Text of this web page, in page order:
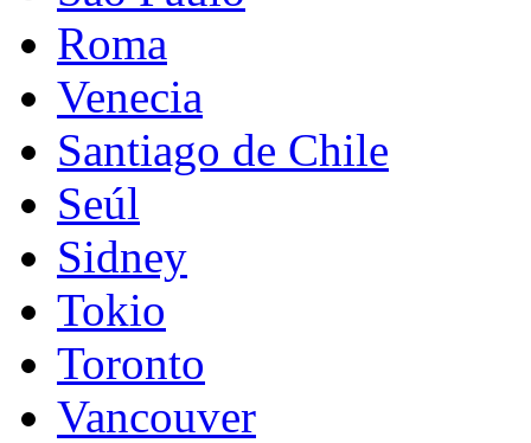
Roma
Venecia
Santiago de Chile
Seúl
Sidney
Tokio
Toronto
Vancouver